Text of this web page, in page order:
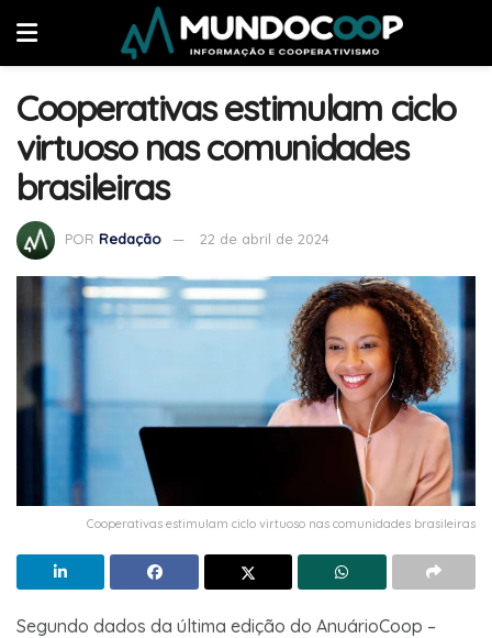
Cooperativas estimulam ciclo
virtuoso nas comunidades
brasileiras
POR Redação 22 de abril de 2024
Cooperativas estimulam ciclo virtuoso nas comunidades brasileiras
Segundo dados da última edição do AnuárioCoop –